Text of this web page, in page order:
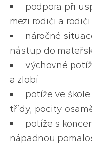
podpora při
mezi rodiči a
náročné
nástup do
výchovné
a zlobí
potíže ve
třídy, pocity
potíže s
nápadnou